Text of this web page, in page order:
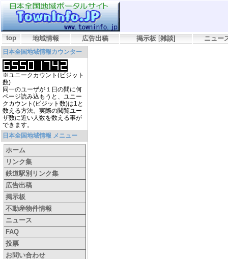
top 地域情報 広告出稿 掲示板 [雑談] ニュー
日本全国地域情報カウンター
※ユニークカウント(ビジット
数)
同一のユーザが１日の間に何
ページ読み込もうと、ユニー
クカウント(ビジット数)は1と
数える方法。実際の閲覧ユー
ザ数に近い人数を数える事が
できます。
日本全国地域情報 メニュー
ホーム
リンク集
鉄道駅別リンク集
広告出稿
掲示板
不動産物件情報
ニュース
FAQ
投票
お問い合わせ